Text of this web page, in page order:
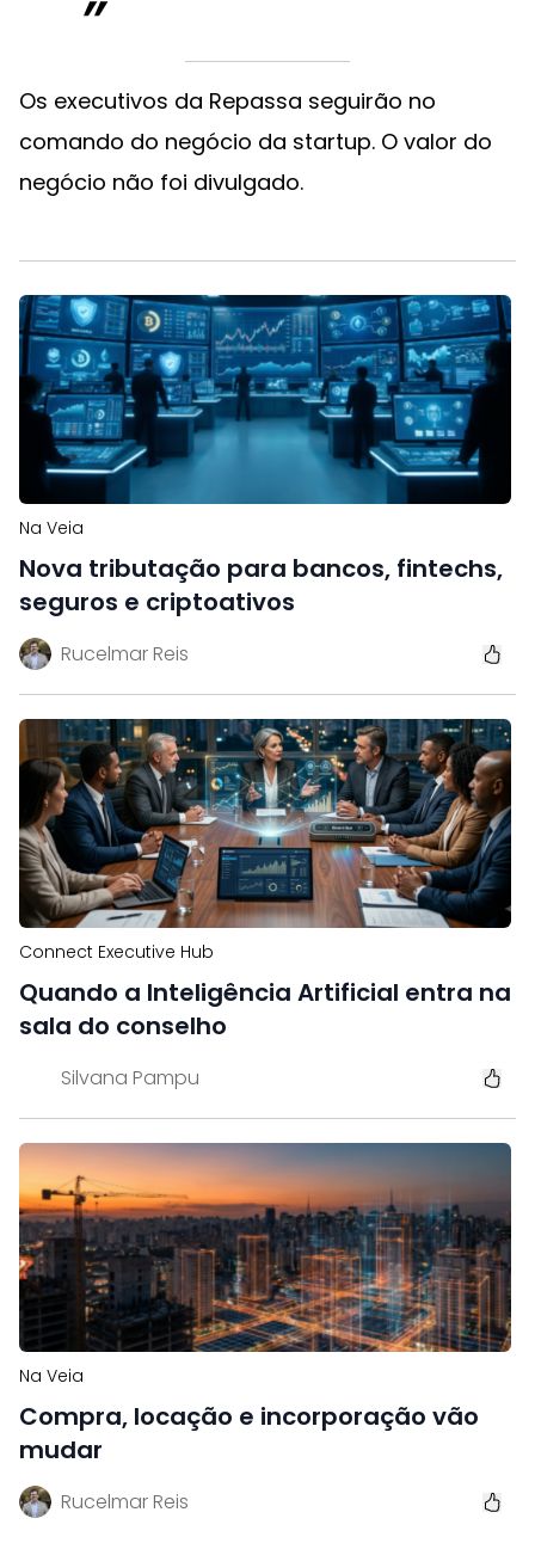
Os executivos da Repassa seguirão no
comando do negócio da startup. O valor do
negócio não foi divulgado.
Na Veia
Nova tributação para bancos, fintechs,
seguros e criptoativos
Rucelmar Reis
Connect Executive Hub
Quando a Inteligência Artificial entra na
sala do conselho
Silvana Pampu
Na Veia
Compra, locação e incorporação vão
mudar
Rucelmar Reis